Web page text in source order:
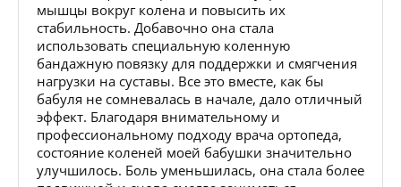
мышцы вокруг колена и повысить их
стабильность. Добавочно она стала
использовать специальную коленную
бандажную повязку для поддержки и смягчения
нагрузки на суставы. Все это вместе, как бы
бабуля не сомневалась в начале, дало отличный
эффект. Благодаря внимательному и
профессиональному подходу врача ортопеда,
состояние коленей моей бабушки значительно
улучшилось. Боль уменьшилась, она стала более